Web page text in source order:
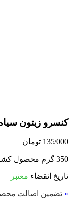
کنسرو زیتون
135/000 تومان
350 گرم محصول کشور اسپانیا
تاریخ انقضاء معتبر
» تضمین اصالت